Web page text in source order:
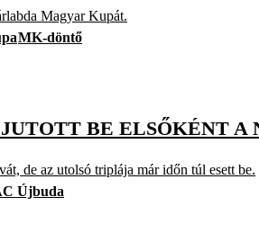
Magyar Kupát.
MK-döntő
BE ELSŐKÉNT A
de az utolsó triplája már időn túl esett be.
Újbuda